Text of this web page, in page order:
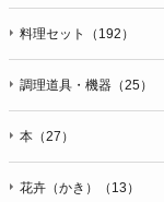
料理セット（192）
調理道具・機器（25）
本（27）
花卉（かき）（13）